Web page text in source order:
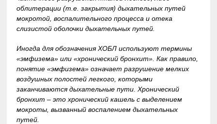
облитерации (т.е. закрытия) дыхательных путей
мокротой, воспалительного процесса и отека
слизистой оболочки дыхательных путей.
Иногда для обозначения ХОБЛ используют термины
«эмфизема» или «хронический бронхит». Как правило,
понятие «эмфизема» означает разрушение мелких
воздушных полостей легкого, которыми
заканчиваются дыхательные пути. Хронический
бронхит – это хронический кашель с выделением
мокроты, вызванный воспалением дыхательных
путей.